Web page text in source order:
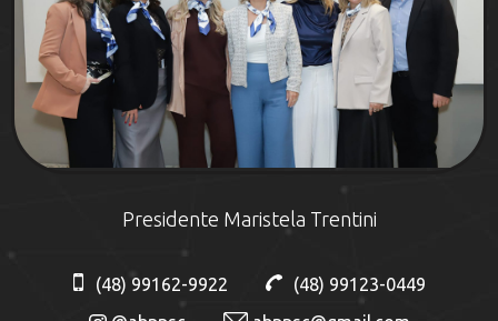
Presidente Maristela Trentini
(48) 99162-9922
(48) 99123-0449